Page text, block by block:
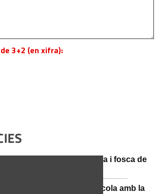
3+2 (en xifra):
per a la nit més màgica i fosca de
en valor el patrimoni agrícola amb la